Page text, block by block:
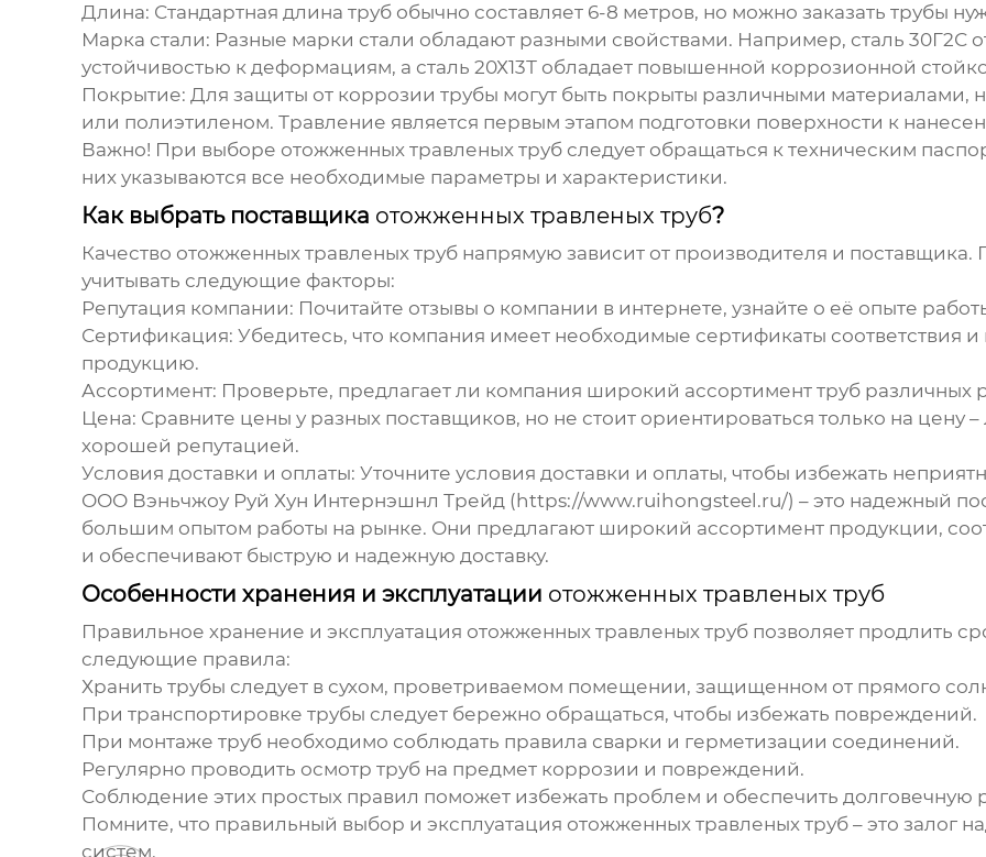
Длина: Стандартная длина труб обычно составляет 6-8 метров, но можно заказать трубы
Марка стали: Разные марки стали обладают разными свойствами. Например, сталь 30Г2С
устойчивостью к деформациям, а сталь 20Х13Т обладает повышенной коррозионной
Покрытие: Для защиты от коррозии трубы могут быть покрыты различными
или полиэтиленом. Травление является первым этапом подготовки поверхности к
Важно! При выборе отожженных травленых трубследует обращаться к техническим
них указываются все необходимые параметры и характеристики.
Как выбрать поставщика отожженных травленых труб?
Качество отожженных травленых трубнапрямую зависит от производителя и
учитывать следующие факторы:
Репутация компании: Почитайте отзывы о компании в интернете, узнайте о её опыте
Сертификация: Убедитесь, что компания имеет необходимые сертификаты соответствия
продукцию.
Ассортимент: Проверьте, предлагает ли компания широкий ассортимент труб различных
Цена: Сравните цены у разных поставщиков, но не стоит ориентироваться только на цену
хорошей репутацией.
Условия доставки и оплаты: Уточните условия доставки и оплаты, чтобы избежать
ООО Вэньчжоу Руй Хун Интернэшнл Трейд (https://www.ruihongsteel.ru/) – это надежный
большим опытом работы на рынке. Они предлагают широкий ассортимент продукции,
и обеспечивают быструю и надежную доставку.
Особенности хранения и эксплуатации отожженных травленых труб
Правильное хранение и эксплуатация отожженных травленых трубпозволяет продлить
следующие правила:
Хранить трубы следует в сухом, проветриваемом помещении, защищенном от прямого
При транспортировке трубы следует бережно обращаться, чтобы избежать повреждений.
При монтаже труб необходимо соблюдать правила сварки и герметизации соединений.
Регулярно проводить осмотр труб на предмет коррозии и повреждений.
Соблюдение этих простых правил поможет избежать проблем и обеспечить долговечную
Помните, что правильный выбор и эксплуатация отожженных травленых труб– это залог
систем.